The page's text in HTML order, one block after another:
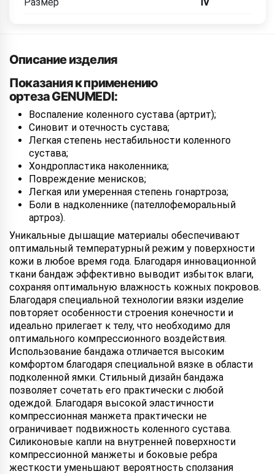
Описание изделия
Показания к применению
ортеза GENUMEDI:
Воспаление коленного сустава (артрит);
Синовит и отечность сустава;
Легкая степень нестабильности коленного
сустава;
Хондропластика наколенника;
Повреждение менисков;
Легкая или умеренная степень гонартроза;
Боли в надколеннике (пателлофеморальный
артроз).
Уникальные дышащие материалы обеспечивают
оптимальный температурный режим у поверхности
кожи в любое время года. Благодаря инновационной
ткани бандаж эффективно выводит избыток влаги,
сохраняя оптимальную влажность кожных покровов.
Благодаря специальной технологии вязки изделие
повторяет особенности строения конечности и
идеально прилегает к телу, что необходимо для
оптимального компрессионного воздействия.
Использование бандажа отличается высоким
комфортом благодаря специальной вязке в области
подколенной ямки. Стильный дизайн бандажа
позволяет сочетать его практически с любой
одеждой. Благодаря высокой эластичности
компрессионная манжета практически не
ограничивает подвижность коленного сустава.
Силиконовые капли на внутренней поверхности
компрессионной манжеты и боковые ребра
жесткости уменьшают вероятность сползания